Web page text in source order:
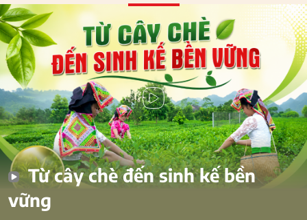
Từ cây chè đến sinh kế bền
vững